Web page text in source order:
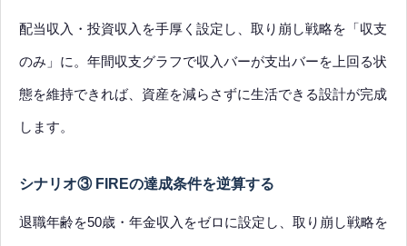
配当収入・投資収入を手厚く設定し、取り崩し戦略を「収支
のみ」に。年間収支グラフで収入バーが支出バーを上回る状
態を維持できれば、資産を減らさずに生活できる設計が完成
します。
シナリオ③ FIREの達成条件を逆算する
退職年齢を50歳・年金収入をゼロに設定し、取り崩し戦略を